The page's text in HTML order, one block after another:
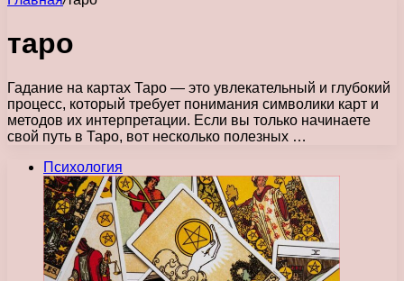
таро
Гадание на картах Таро — это увлекательный и глубокий
процесс, который требует понимания символики карт и
методов их интерпретации. Если вы только начинаете
свой путь в Таро, вот несколько полезных …
Психология